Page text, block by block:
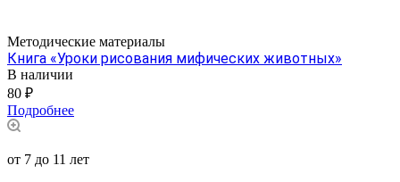
Методические материалы
Книга «Уроки рисования мифических животных»
В наличии
80 ₽
Подробнее
от 7 до 11 лет